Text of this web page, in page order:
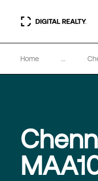
Rechenzentren
Partner
Wissenswertes
Home ...